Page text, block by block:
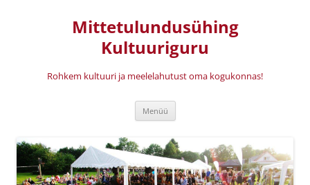
Mittetulundusühing
Kultuuriguru
Rohkem kultuuri ja meelelahutust oma kogukonnas!
Menüü Liigu
juurde